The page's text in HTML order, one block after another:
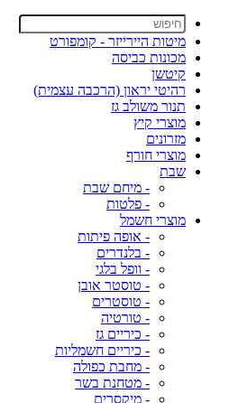
מיטות היירייזר - קומפורט
מכונות כביסה
קיטשן
רהיטי יראון (הרכבה עצמית)
תנור משולב גז
מוצרי קיץ
מזרונים
מוצרי חורף
שבת
- מיחם שבת
- פלטות
מוצרי חשמל
- אופה פיתות
- בלנדרים
- וופל בלגי
- טוסטר אובן
- טוסטרים
- טורטיה
- כיריים גז
- כיריים חשמליות
- מחבת כפולה
- מטחנת בשר
- מיקסרים